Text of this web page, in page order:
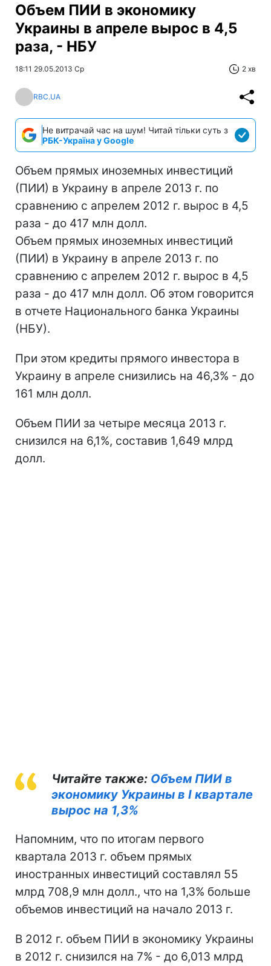
Объем ПИИ в экономику
Украины в апреле вырос в 4,5
раза, - НБУ
18:11 29.05.2013 Ср 2 хв
RBC.UA
Не витрачай час на шум! Читай тільки суть з
РБК-Україна у Google
Объем прямых иноземных инвестиций
(ПИИ) в Украину в апреле 2013 г. по
сравнению с апрелем 2012 г. вырос в 4,5
раза - до 417 млн долл.
Объем прямых иноземных инвестиций
(ПИИ) в Украину в апреле 2013 г. по
сравнению с апрелем 2012 г. вырос в 4,5
раза - до 417 млн долл. Об этом говорится
в отчете Национального банка Украины
(НБУ).
При этом кредиты прямого инвестора в
Украину в апреле снизились на 46,3% - до
161 млн долл.
Объем ПИИ за четыре месяца 2013 г.
снизился на 6,1%, составив 1,649 млрд
долл.
Читайте также: Объем ПИИ в
экономику Украины в I квартале
вырос на 1,3%
Напомним, что по итогам первого
квартала 2013 г. объем прямых
иностранных инвестиций составлял 55
млрд 708,9 млн долл., что на 1,3% больше
объемов инвестиций на начало 2013 г.
В 2012 г. объем ПИИ в экономику Украины
в 2012 г. снизился на 7% - до 6,013 млрд